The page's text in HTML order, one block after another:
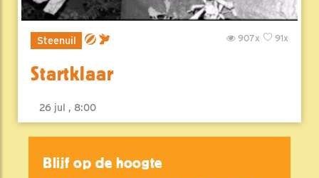
Steenuil 91x
907x
Startklaar
26 jul , 8:00
Blijf op de hoogte